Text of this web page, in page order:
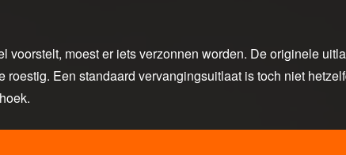
voorstelt, moest er iets verzonnen worden. De originele
roestig. Een standaard vervangingsuitlaat is toch niet